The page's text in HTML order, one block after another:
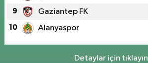
9 Gaziantep FK
10 Alanyaspor
Detaylar için tıklayın